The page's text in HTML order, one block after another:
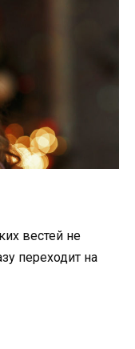
вестей не
переходит на